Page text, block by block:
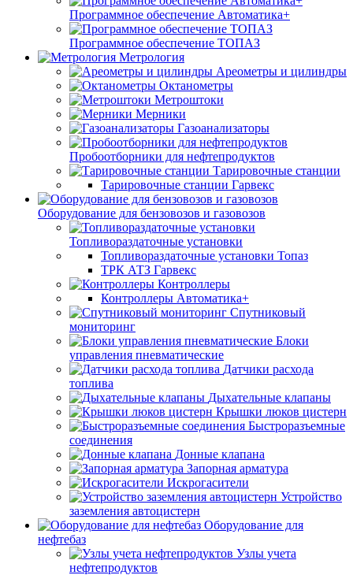
Программное обеспечение Автоматика+
Программное обеспечение ТОПАЗ
Метрология
Ареометры и цилиндры
Октанометры
Метроштоки
Мерники
Газоанализаторы
Пробоотборники для нефтепродуктов
Тарировочные станции
Тарировочные станции Гарвекс
Оборудование для бензовозов и газовозов
Топливораздаточные установки
Топливораздаточные установки Топаз
ТРК АТЗ Гарвекс
Контроллеры
Контроллеры Автоматика+
Спутниковый
мониторинг
Блоки
управления пневматические
Датчики расхода
топлива
Дыхательные клапаны
Крышки люков цистерн
Быстроразъемные
соединения
Донные клапана
Запорная арматура
Искрогасители
Устройство
заземления автоцистерн
Оборудование для
нефтебаз
Узлы учета
нефтепродуктов